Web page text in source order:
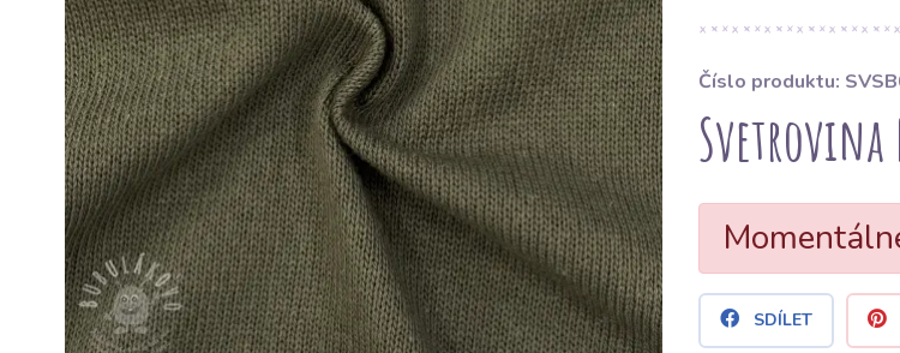
Číslo produktu:
Svetrovina
SDÍLET